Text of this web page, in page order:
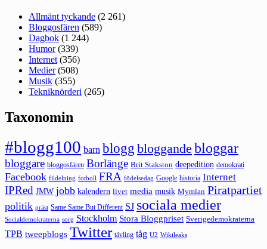
Allmänt tyckande (2 261)
Bloggosfären (589)
Dagbok (1 244)
Humor(339)
Internet (356)
Medier(508)
Musik (355)
Tekniknörderi (265)
Taxonomin
#blogg100 barn blogg bloggande bloggar
bloggare bloggosfären Borlänge Brit Stakston deepedition demokrati
Facebook fildelning fotboll FRA födelsedag Google historia Internet
IPRed JMW jobb kalendern livet media musik Mymlan Piratpartiet
politik präst Same Same But Different SJ sociala medier
Socialdemokraterna sorg Stockholm Stora Bloggpriset Sverigedemokraterna
TPB tweepblogs Twitter tävling tåg U2 Wikileaks